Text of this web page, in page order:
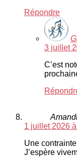
Répondre
3 juillet
C’est
1 juillet 2026
Une
J’espère